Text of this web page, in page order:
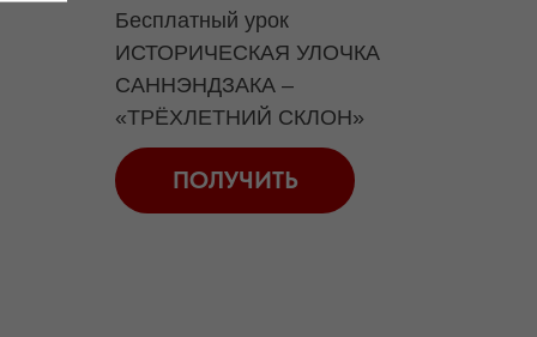
Бесплатный урок
ИСТОРИЧЕСКАЯ УЛОЧКА
САННЭНДЗАКА –
«ТРЁХЛЕТНИЙ СКЛОН»
ПОЛУЧИТЬ